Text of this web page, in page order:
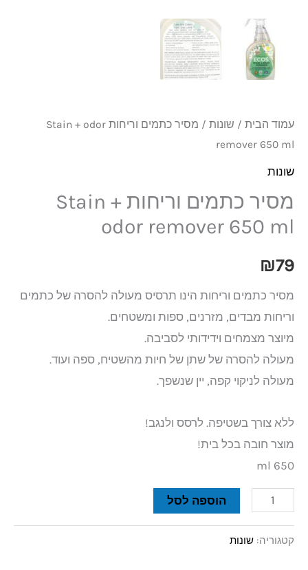
עמוד הבית / שונות
/ מסיר כתמים וריחות Stain + odor
remover 650 ml
שונות
מסיר כתמים וריחות Stain +
odor remover 650 ml
₪79
מסיר כתמים וריחות הינו תרסיס מעולה להסרה של כתמים
וריחות מבדים, מזרנים, ספות ומשטחים.
מיוצר מצמחים וידידותי לסביבה.
מעולה להסרה של שתן של חיות מהשטיח, ספה ועוד.
מעולה לניקוי קפה, יין שנשפך.
ללא צורך בשטיפה. לרסס ולנגב!
מוצר חובה בכל בית!
650 ml
הוספה לסל
קטגוריה: שונות